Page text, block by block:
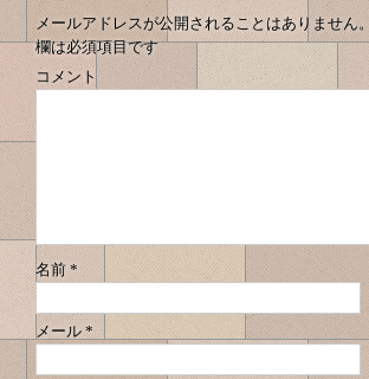
メールアドレスが公開されることはありません。
欄は必須項目です
コメント
名前 *
メール *